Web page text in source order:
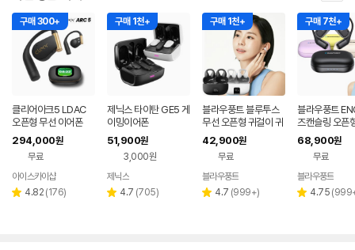
구매 300+
클리어아크5 LDAC
오픈형 무선 이어폰
294,000원
무료
페이
아이스카이샵
별 4.82 리
(176)
구매 1천+
제닉스 타이탄 GE5 게
이밍이어폰
51,900원
3,000원
페이
제닉스
별 4.7 리
(705)
구매 1천+
블라우풍트 블루투스
무선 오픈형 귀걸이 귀
찌형 이어폰 귀걸이형
이어클립 러닝 귀찌이
어폰
42,900원
무료
페이
블라우풍트
별 4.7 리
(999+)
구매 7천+
블라우풍트
즈캔슬링 오픈
투스 이어폰 오
LP-OE383
68,900원
무료
블라우풍트
별 4.75 리
(